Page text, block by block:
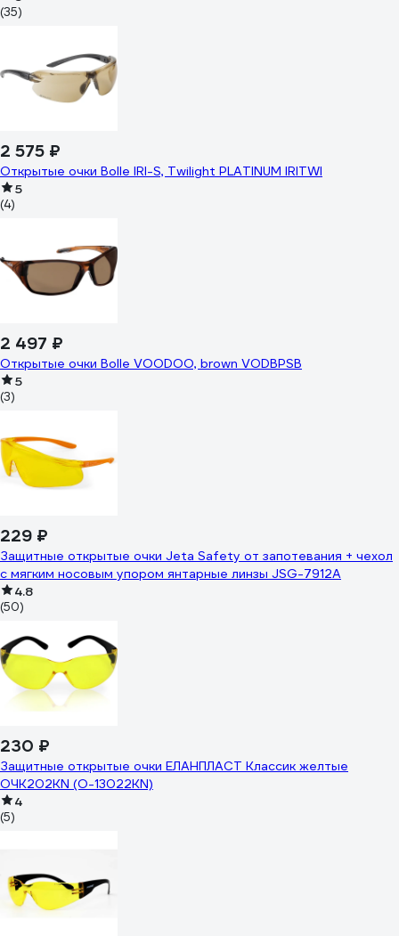
(35)
2 575 ₽
Открытые очки Bolle IRI-S, Twilight PLATINUM IRITWI
5
(4)
2 497 ₽
Открытые очки Bolle VOODOO, brown VODBPSB
5
(3)
229 ₽
Защитные открытые очки Jeta Safety от запотевания + чехол
с мягким носовым упором янтарные линзы JSG-7912A
4.8
(50)
230 ₽
Защитные открытые очки ЕЛАНПЛАСТ Классик желтые
ОЧК202KN (О-13022KN)
4
(5)